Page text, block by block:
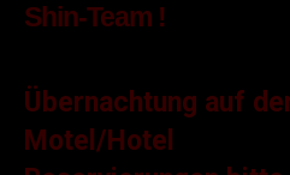
Shin-Team !
Übernachtung auf
Motel/Hotel